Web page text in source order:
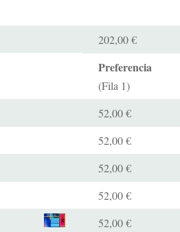
202,00 €
Preferencia
(Fila 1)
52,00 €
52,00 €
52,00 €
52,00 €
52,00 €